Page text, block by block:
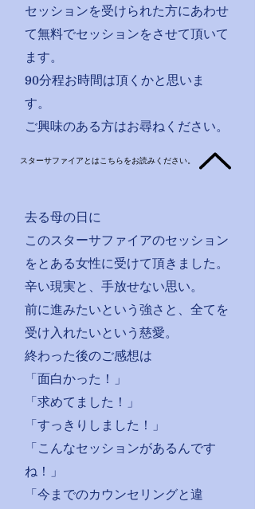
セッションを受けられた方にあわせ
て無料でセッションをさせて頂いて
ます。
90分程お時間は頂くかと思いま
す。
ご興味のある方はお尋ねください。
去る母の日に
このスターサファイアのセッション
をとある女性に受けて頂きました。
辛い現実と、手放せない思い。
前に進みたいという強さと、全てを
受け入れたいという慈愛。
終わった後のご感想は
「面白かった！」
「求めてました！」
「すっきりしました！」
「こんなセッションがあるんです
ね！」
「今までのカウンセリングと違
スターサファイアとはこちらをお読みください。